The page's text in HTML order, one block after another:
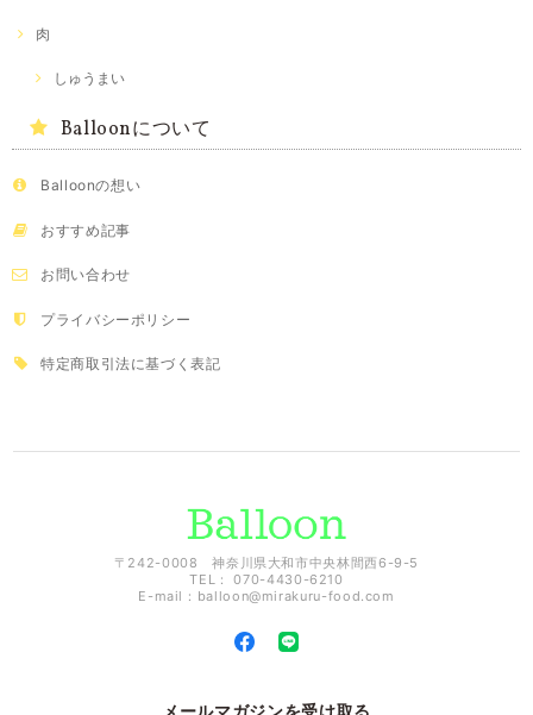
肉
しゅうまい
Balloonについて
Balloonの想い
おすすめ記事
お問い合わせ
プライバシーポリシー
特定商取引法に基づく表記
〒242-0008 神奈川県大和市中央林間西6-9-5
TEL： 070-4430-6210
E-mail： balloon@mirakuru-food.com